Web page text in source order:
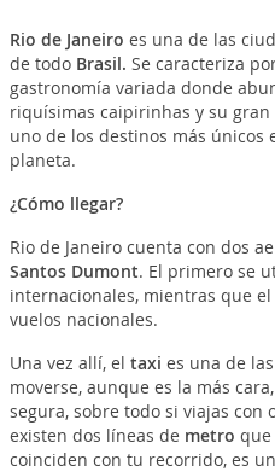
Rio de Janeiro es una de las
de todoBrasil. Se caracteriza
gastronomía variada donde
riquísimas caipirinhas y su
uno de los destinos más únicos
planeta.
¿Cómo llegar?
Rio de Janeiro cuenta con dos
Santos Dumont. El primero se
internacionales, mientras que
vuelos nacionales.
Una vez allí, el taxi es una de
moverse, aunque es la más
segura, sobre todo si viajas con
existen dos líneas de metro que
coinciden con tu recorrido, es